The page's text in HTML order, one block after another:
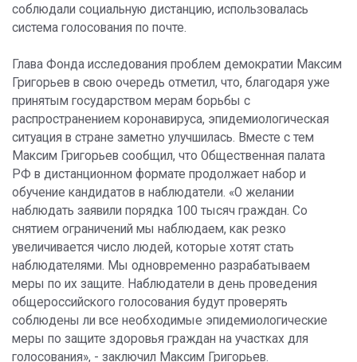
соблюдали социальную дистанцию, использовалась
система голосования по почте.
Глава Фонда исследования проблем демократии Максим
Григорьев в свою очередь отметил, что, благодаря уже
принятым государством мерам борьбы с
распространением коронавируса, эпидемиологическая
ситуация в стране заметно улучшилась. Вместе с тем
Максим Григорьев сообщил, что Общественная палата
РФ в дистанционном формате продолжает набор и
обучение кандидатов в наблюдатели. «О желании
наблюдать заявили порядка 100 тысяч граждан. Со
снятием ограничений мы наблюдаем, как резко
увеличивается число людей, которые хотят стать
наблюдателями. Мы одновременно разрабатываем
меры по их защите. Наблюдатели в день проведения
общероссийского голосования будут проверять
соблюдены ли все необходимые эпидемиологические
меры по защите здоровья граждан на участках для
голосования», - заключил Максим Григорьев.